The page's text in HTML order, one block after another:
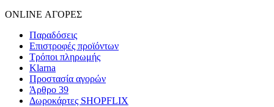
ONLINE ΑΓΟΡΕΣ
Παραδόσεις
Επιστροφές προϊόντων
Τρόποι πληρωμής
Klarna
Προστασία αγορών
Άρθρο 39
Δωροκάρτες SHOPFLIX